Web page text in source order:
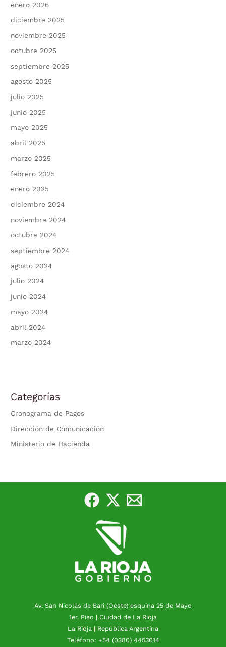
enero 2026
diciembre 2025
noviembre 2025
octubre 2025
septiembre 2025
agosto 2025
julio 2025
junio 2025
mayo 2025
abril 2025
marzo 2025
febrero 2025
enero 2025
diciembre 2024
noviembre 2024
octubre 2024
septiembre 2024
agosto 2024
julio 2024
junio 2024
mayo 2024
abril 2024
marzo 2024
Categorías
Cronograma de Pagos
Dirección de Comunicación
Ministerio de Hacienda
Av. San Nicolás de Bari (Oeste) esquina 25 de Mayo
1er. Piso | Ciudad de La Rioja
La Rioja | República Argentina
Teléfono: +54 (0380) 4453014